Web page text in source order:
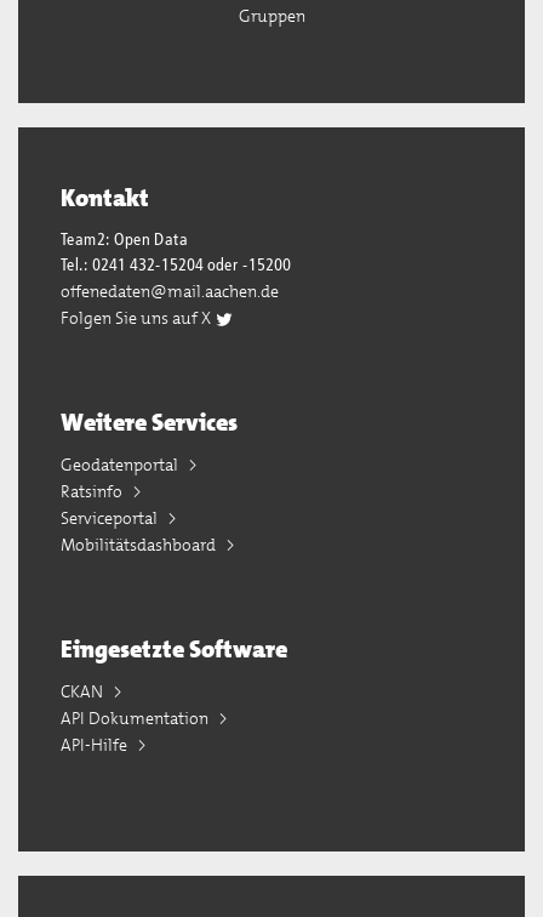
Gruppen
Kontakt
Team2: Open Data
Tel.: 0241 432-15204 oder -15200
offenedaten@mail.aachen.de
Folgen Sie uns auf X
Weitere Services
Geodatenportal
Ratsinfo
Serviceportal
Mobilitätsdashboard
Eingesetzte Software
CKAN
API Dokumentation
API-Hilfe